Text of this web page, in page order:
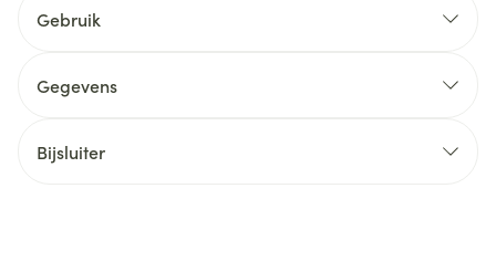
Gebruik
Gegevens
Bijsluiter